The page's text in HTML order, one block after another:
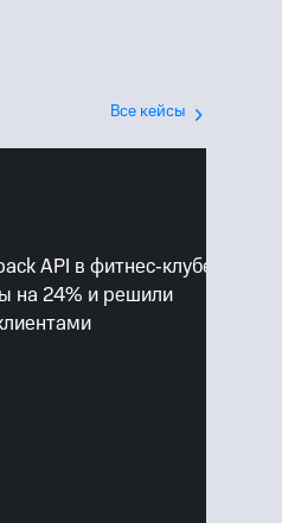
Все кейсы
API в фитнес‑клубе:
на 24% и решили